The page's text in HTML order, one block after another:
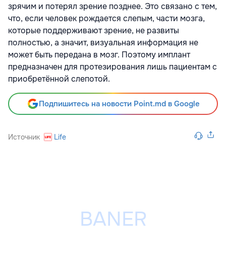
зрячим и потерял зрение позднее. Это связано с тем,
что, если человек рождается слепым, части мозга,
которые поддерживают зрение, не развиты
полностью, а значит, визуальная информация не
может быть передана в мозг. Поэтому имплант
предназначен для протезирования лишь пациентам с
приобретённой слепотой.
Подпишитесь на новости Point.md в Google
Источник Life